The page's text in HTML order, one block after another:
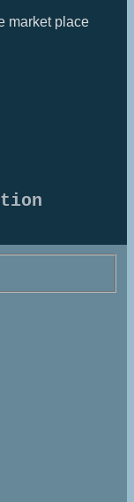
market place